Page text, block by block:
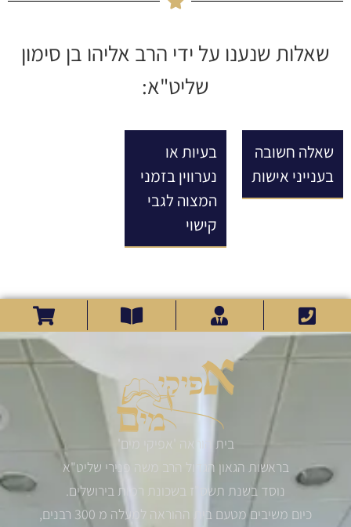
שאלות שנענו על ידי הרב אליהו בן סימון
שליט"א:
שאלה חשובה
בענייני אישות
בעיות או
נערווין בזמני
המצוה לגבי
קישוי
בית הוראה 'אפיקי מים'
בראשות הגאון הגדול הרב משה פנירי שליט"א
נוסד בשנת תשס"ז בשכונת רמות בירושלים.
כיום משיבים מטעם בית ההוראה למעלה מ 300 רבנים,